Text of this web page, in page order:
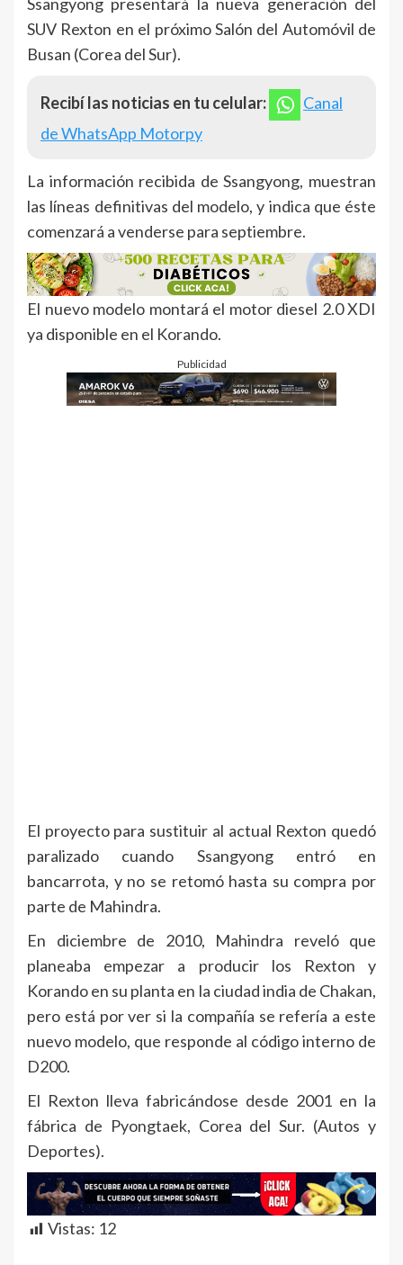
SUV Rexton en el próximo Salón del Automóvil de
Busan (Corea del Sur).
Recibí las noticias en tu celular:
Canal
de WhatsApp Motorpy
La información recibida de Ssangyong, muestran
las líneas definitivas del modelo, y indica que éste
comenzará a venderse para septiembre.
El nuevo modelo montará el motor diesel 2.0 XDI
ya disponible en el Korando.
Publicidad
El proyecto para sustituir al actual Rexton quedó
paralizado cuando Ssangyong entró en
bancarrota, y no se retomó hasta su compra por
parte de Mahindra.
En diciembre de 2010, Mahindra reveló que
planeaba empezar a producir los Rexton y
Korando en su planta en la ciudad india de Chakan,
pero está por ver si la compañía se refería a este
nuevo modelo, que responde al código interno de
D200.
El Rexton lleva fabricándose desde 2001 en la
fábrica de Pyongtaek, Corea del Sur. (Autos y
Deportes).
Vistas: 12